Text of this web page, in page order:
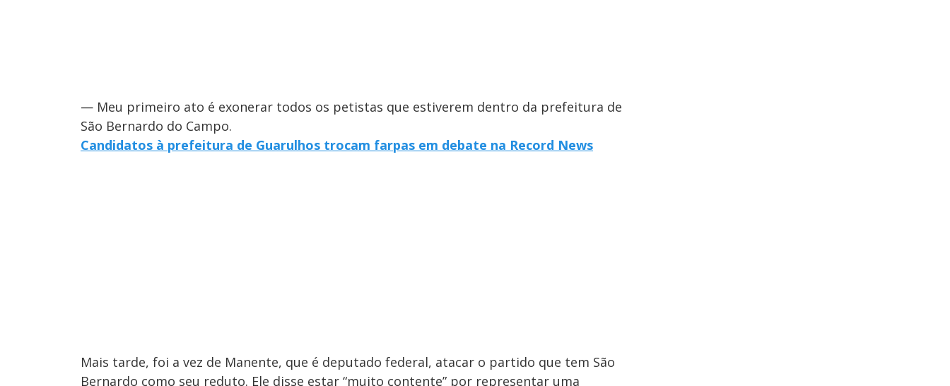
— Meu primeiro ato é exonerar todos os petistas que estiverem dentro da prefeitura de
São Bernardo do Campo.
Candidatos à prefeitura de Guarulhos trocam farpas em debate na Record News
Mais tarde, foi a vez de Manente, que é deputado federal, atacar o partido que tem São
Bernardo como seu reduto. Ele disse estar “muito contente” por representar uma